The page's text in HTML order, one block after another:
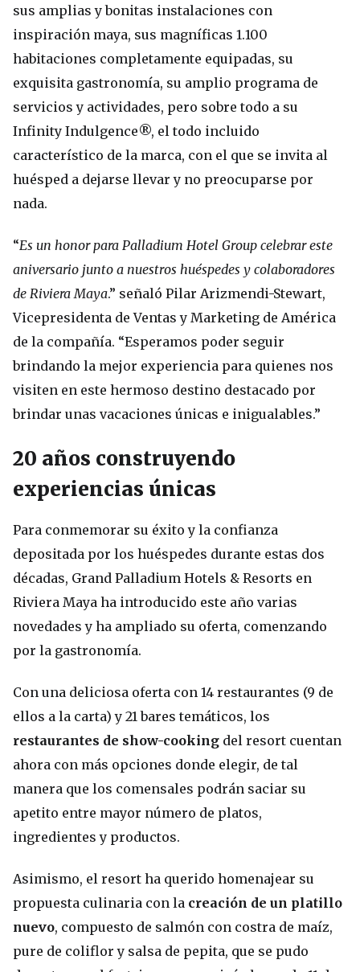
sus amplias y bonitas instalaciones con
inspiración maya, sus magníficas 1.100
habitaciones completamente equipadas, su
exquisita gastronomía, su amplio programa de
servicios y actividades, pero sobre todo a su
Infinity Indulgence®, el todo incluido
característico de la marca, con el que se invita al
huésped a dejarse llevar y no preocuparse por
nada.
“Es un honor para Palladium Hotel Group celebrar este
aniversario junto a nuestros huéspedes y colaboradores
de Riviera Maya.” señaló Pilar Arizmendi-Stewart,
Vicepresidenta de Ventas y Marketing de América
de la compañía. “Esperamos poder seguir
brindando la mejor experiencia para quienes nos
visiten en este hermoso destino destacado por
brindar unas vacaciones únicas e inigualables.”
20 años construyendo
experiencias únicas
Para conmemorar su éxito y la confianza
depositada por los huéspedes durante estas dos
décadas, Grand Palladium Hotels & Resorts en
Riviera Maya ha introducido este año varias
novedades y ha ampliado su oferta, comenzando
por la gastronomía.
Con una deliciosa oferta con 14 restaurantes (9 de
ellos a la carta) y 21 bares temáticos, los
restaurantes de show-cooking del resort cuentan
ahora con más opciones donde elegir, de tal
manera que los comensales podrán saciar su
apetito entre mayor número de platos,
ingredientes y productos.
Asimismo, el resort ha querido homenajear su
propuesta culinaria con la creación de un platillo
nuevo, compuesto de salmón con costra de maíz,
pure de coliflor y salsa de pepita, que se pudo